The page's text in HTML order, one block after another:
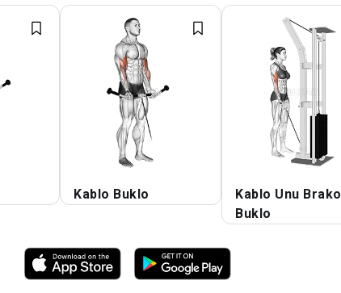
Kablo Buklo
Kablo Unu Brako
Buklo